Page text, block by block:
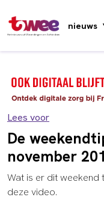
Het nieuws uit Vlaardingen en Schiedam
nieuws
Lees voor
De
november
Wat is er dit weekend
deze video.